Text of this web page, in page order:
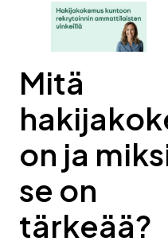
Mitä
on ja
se on
tärkeää?